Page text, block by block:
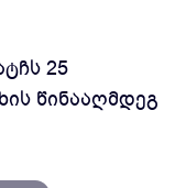
25
წინააღმდეგ